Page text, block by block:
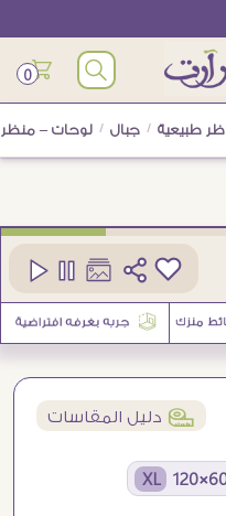
0
طبيعية / جبال / لوحات –
í دليل المقاسات
60×120